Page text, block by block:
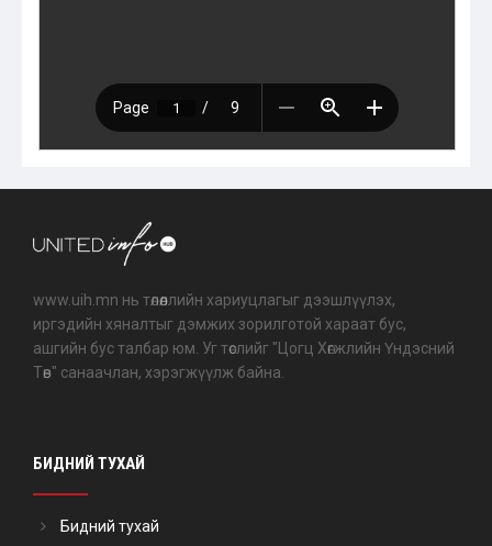
www.uih.mn нь төлөөллийн хариуцлагыг дээшлүүлэх,
иргэдийн хяналтыг дэмжих зорилготой хараат бус,
ашгийн бус талбар юм. Уг төслийг "Цогц Хөгжлийн Үндэсний
Төв" санаачлан, хэрэгжүүлж байна.
БИДНИЙ ТУХАЙ
Бидний тухай